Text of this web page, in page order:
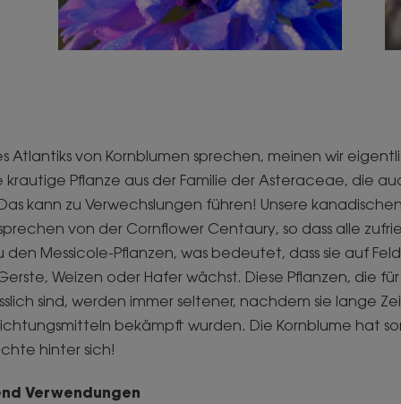
Atlantiks von Kornblumen sprechen, meinen wir
krautige Pflanze aus der Familie der Asteraceae, die
kann zu Verwechslungen führen! Unsere
von der Cornflower Centaury, so dass alle
den Messicole-Pflanzen, was bedeutet, dass sie auf
Weizen oder Hafer wächst. Diese Pflanzen, die
sind, werden immer seltener, nachdem sie lange
bekämpft wurden. Die Kornblume hat
hinter sich!
Verwendungen